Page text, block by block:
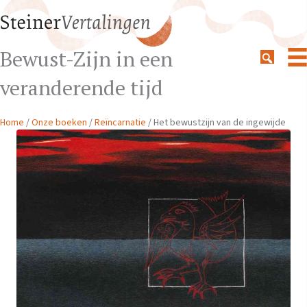
Bewust-Zijn in een
veranderende tijd
Home /Onze boeken /Reïncarnatie / Het bewustzijn van de ingewijde